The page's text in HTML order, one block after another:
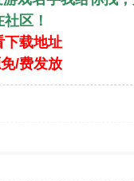
区！
下载地址
/费发放